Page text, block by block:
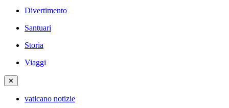
Divertimento
Santuari
Storia
Viaggi
✕
vaticano notizie